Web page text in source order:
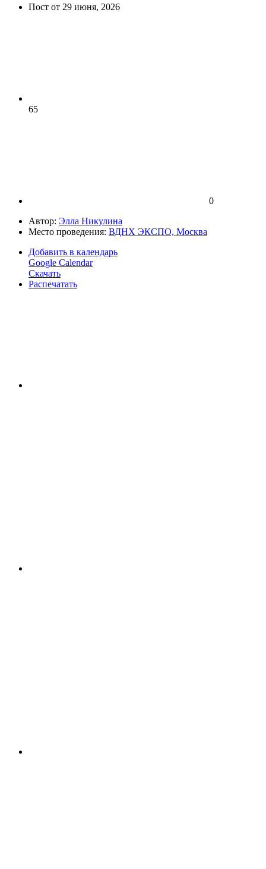
Пост от 29 июня, 2026
65
0
Автор: Элла Никулина
Место проведения: ВДНХ ЭКСПО, Москва
Добавить в календарь
Google Calendar
Скачать
Распечатать